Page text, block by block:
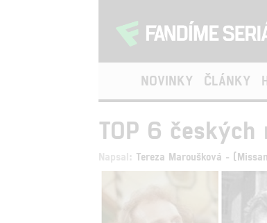
NOVINKY ČLÁNKY
TOP 6
Napsal: Tereza Maroušková -